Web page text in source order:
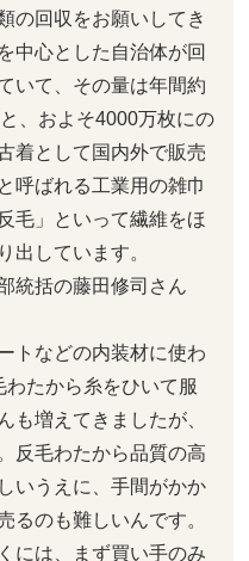
の回収をお願いしてき
中心とした自治体が回
いて、その量は年間約
、およそ4000万枚にの
着として国内外で販売
呼ばれる工業用の雑巾
毛」といって繊維をほ
出しています。
統括の藤田修司さん
トなどの内装材に使わ
たから糸をひいて服
も増えてきましたが、
反毛わたから品質の高
いうえに、手間がかか
るのも難しいんです。
には、まず買い手のみ